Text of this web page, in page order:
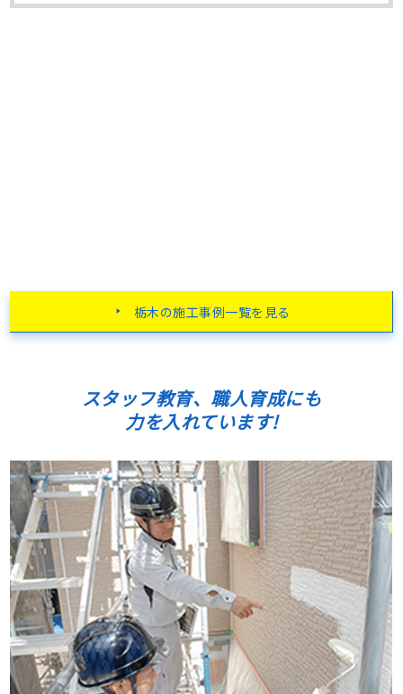
栃木の施工事例一覧を見る
スタッフ教育、職人育成にも
力を入れています!